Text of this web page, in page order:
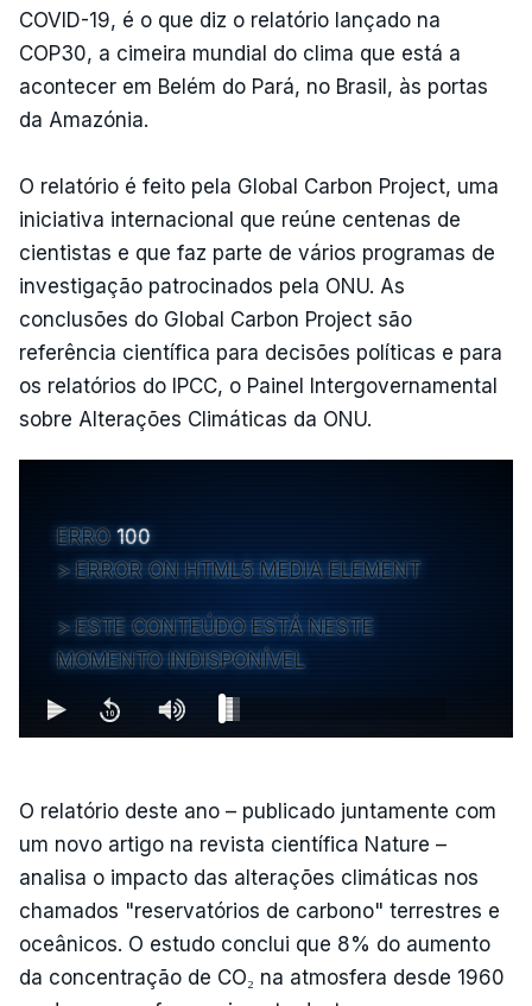
COVID-19, é o que diz o relatório lançado na
COP30, a cimeira mundial do clima que está a
acontecer em Belém do Pará, no Brasil, às portas
da Amazónia.
O relatório é feito pela Global Carbon Project, uma
iniciativa internacional que reúne centenas de
cientistas e que faz parte de vários programas de
investigação patrocinados pela ONU. As
conclusões do Global Carbon Project são
referência científica para decisões políticas e para
os relatórios do IPCC, o Painel Intergovernamental
sobre Alterações Climáticas da ONU.
ERRO 100
ERROR ON HTML5 MEDIA ELEMENT
ESTE CONTEÚDO ESTÁ NESTE
MOMENTO INDISPONÍVEL
O relatório deste ano – publicado juntamente com
um novo artigo na revista científica Nature –
analisa o impacto das alterações climáticas nos
chamados "reservatórios de carbono" terrestres e
oceânicos. O estudo conclui que 8% do aumento
da concentração de CO₂ na atmosfera desde 1960